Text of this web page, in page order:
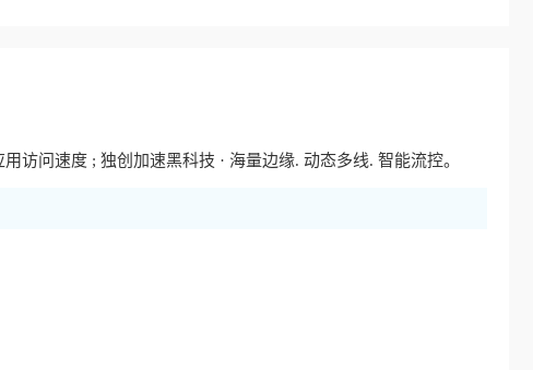
问速度 ; 独创加速黑科技 · 海量边缘. 动态多线. 智能流控。